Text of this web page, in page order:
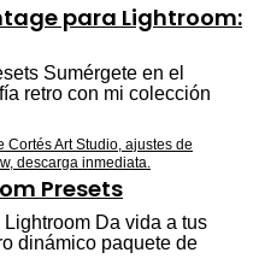
para Lightroom:
Sumérgete en el
retro con mi colección
Presets
Da vida a tus
dinámico paquete de